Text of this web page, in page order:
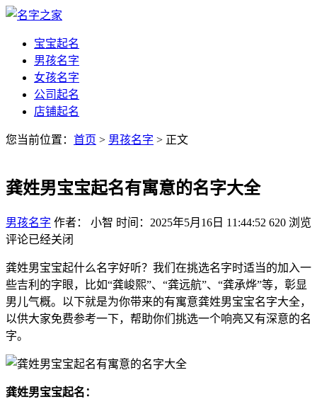
宝宝起名
男孩名字
女孩名字
公司起名
店铺起名
您当前位置： 首页 > 男孩名字 > 正文
龚姓男宝宝起名有寓意的名字大全
男孩名字 作者： 小智 时间：2025年5月16日 11:44:52 620 浏览
评论已经关闭
龚姓男宝宝起什么名字好听？我们在挑选名字时适当的加入一
些吉利的字眼，比如“龚峻熙”、“龚远航”、“龚承烨”等，彰显
男儿气概。以下就是为你带来的有寓意龚姓男宝宝名字大全，
以供大家免费参考一下，帮助你们挑选一个响亮又有深意的名
字。
龚姓男宝宝起名：